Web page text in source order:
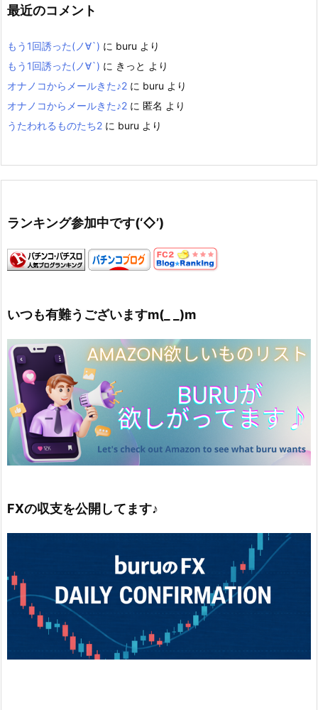
最近のコメント
もう1回誘った(ノ∀`) に buru より
もう1回誘った(ノ∀`) に きっと より
オナノコからメールきた♪2 に buru より
オナノコからメールきた♪2 に 匿名 より
うたわれるものたち2 に buru より
ランキング参加中です(‘◇’)ゞ
いつも有難うございますm(_ _)m
FXの収支を公開してます♪